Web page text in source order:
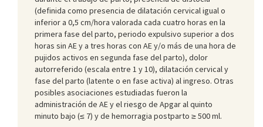
(definida como presencia de dilatación cervical igual o
inferior a 0,5 cm/hora valorada cada cuatro horas en la
primera fase del parto, periodo expulsivo superior a dos
horas sin AE y a tres horas con AE y/o más de una hora de
pujidos activos en segunda fase del parto), dolor
autorreferido (escala entre 1 y 10), dilatación cervical y
fase del parto (latente o en fase activa) al ingreso. Otras
posibles asociaciones estudiadas fueron la
administración de AE y el riesgo de Apgar al quinto
minuto bajo (≤ 7) y de hemorragia postparto ≥ 500 ml.